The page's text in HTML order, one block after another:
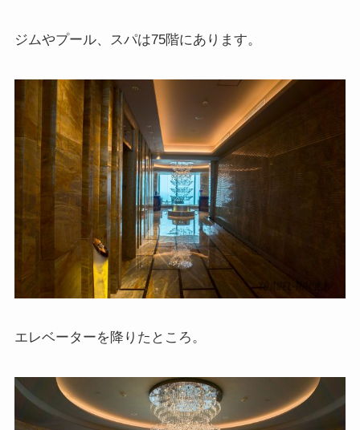
ジムやプール、スパは75階にあります。
エレベーターを降りたところ。